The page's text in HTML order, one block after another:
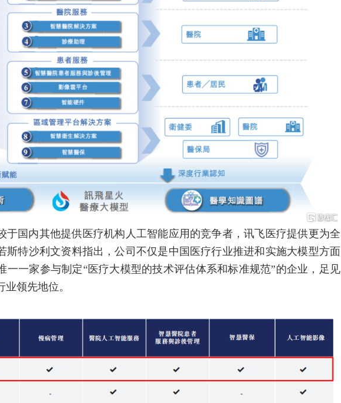
国内其他提供医疗机构人工智能应用的竞争者，讯飞医疗提供更为全
斯特沙利文资料指出，公司不仅是中国医疗行业推进和实施大模型方面
一一家参与制定“医疗大模型的技术评估体系和标准规范”的企业，足见
领先地位。